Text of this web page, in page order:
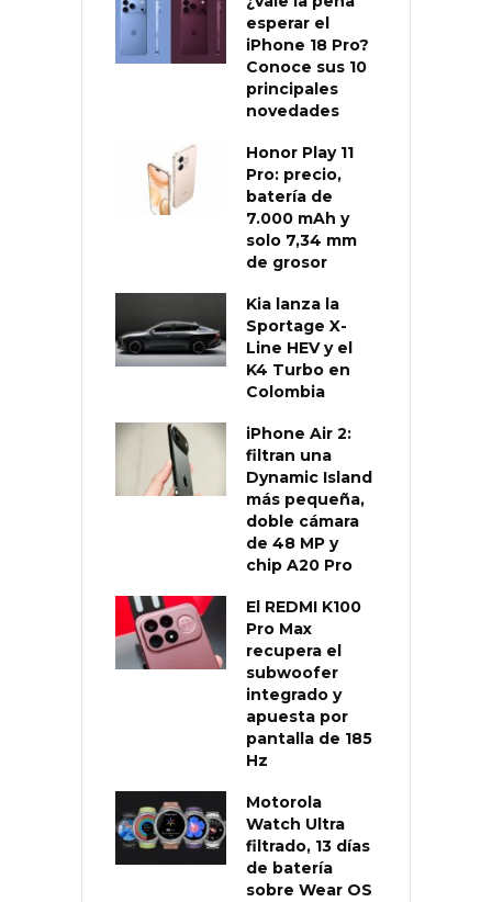
esperar el
iPhone 18 Pro?
Conoce sus 10
principales
novedades
Honor Play 11
Pro: precio,
batería de
7.000 mAh y
solo 7,34 mm
de grosor
Kia lanza la
Sportage X-
Line HEV y el
K4 Turbo en
Colombia
iPhone Air 2:
filtran una
Dynamic Island
más pequeña,
doble cámara
de 48 MP y
chip A20 Pro
El REDMI K100
Pro Max
recupera el
subwoofer
integrado y
apuesta por
pantalla de 185
Hz
Motorola
Watch Ultra
filtrado, 13 días
de batería
sobre Wear OS